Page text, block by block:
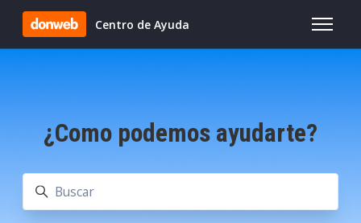
Saltar al contenido principal
Centro de Ayuda
Abrir/
¿Como podemos ayudarte?
Búsqueda